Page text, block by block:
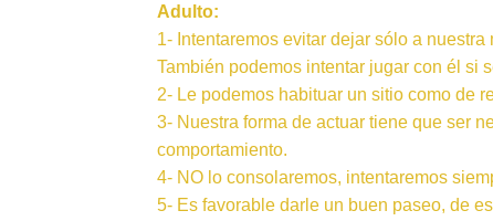
Adulto:
1- Intentaremos evitar dejar sólo a
También podemos intentar jugar con él si
2- Le podemos habituar un sitio como de
3- Nuestra forma de actuar tiene que ser
comportamiento.
4- NO lo consolaremos, intentaremos
5- Es favorable darle un buen paseo, de